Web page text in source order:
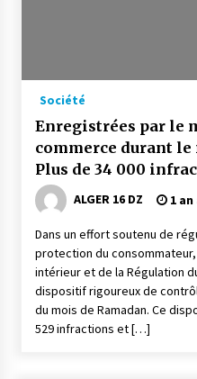
Société
Enregistrées par le
commerce durant le
Plus de 34 000
ALGER 16 DZ 1 an
Dans un effort soutenu de
protection du
intérieur et de la Régulation
dispositif rigoureux de
du mois de Ramadan. Ce
529 infractions et […]